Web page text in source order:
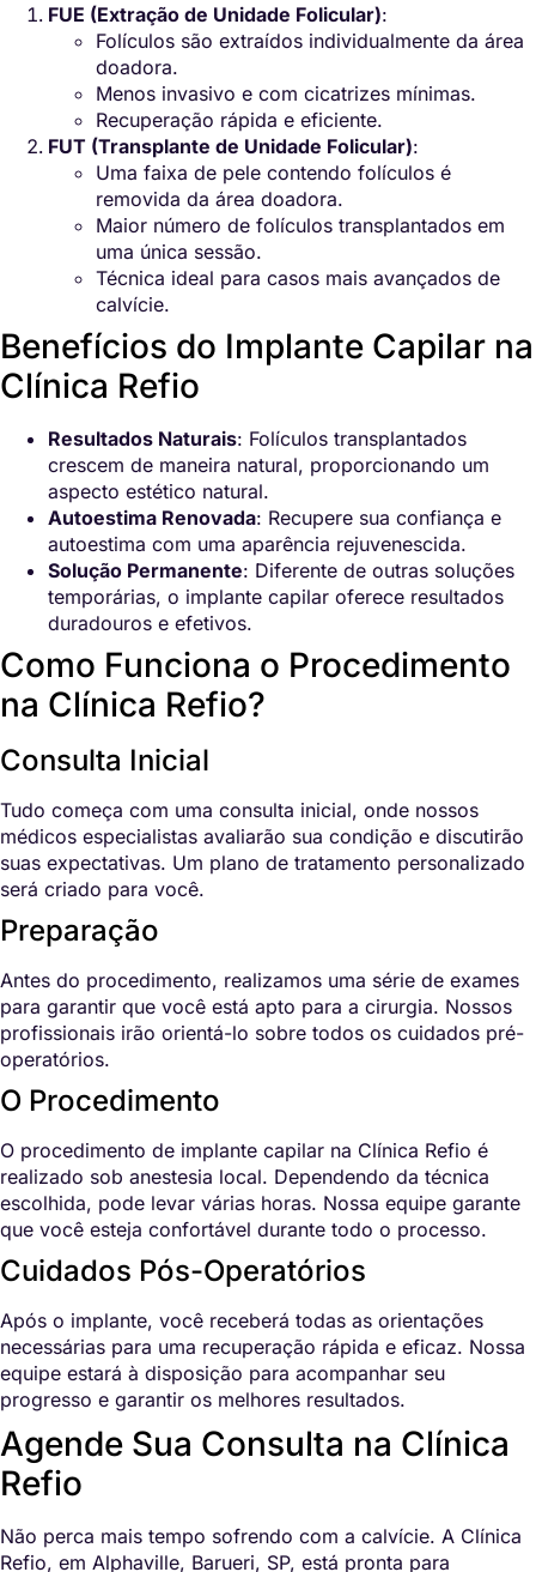
FUE (Extração de Unidade Folicular):
Folículos são extraídos individualmente da área
doadora.
Menos invasivo e com cicatrizes mínimas.
Recuperação rápida e eficiente.
FUT (Transplante de Unidade Folicular):
Uma faixa de pele contendo folículos é
removida da área doadora.
Maior número de folículos transplantados em
uma única sessão.
Técnica ideal para casos mais avançados de
calvície.
Benefícios do Implante Capilar na
Clínica Refio
Resultados Naturais: Folículos transplantados
crescem de maneira natural, proporcionando um
aspecto estético natural.
Autoestima Renovada: Recupere sua confiança e
autoestima com uma aparência rejuvenescida.
Solução Permanente: Diferente de outras soluções
temporárias, o implante capilar oferece resultados
duradouros e efetivos.
Como Funciona o Procedimento
na Clínica Refio?
Consulta Inicial
Tudo começa com uma consulta inicial, onde nossos
médicos especialistas avaliarão sua condição e discutirão
suas expectativas. Um plano de tratamento personalizado
será criado para você.
Preparação
Antes do procedimento, realizamos uma série de exames
para garantir que você está apto para a cirurgia. Nossos
profissionais irão orientá-lo sobre todos os cuidados pré-
operatórios.
O Procedimento
O procedimento de implante capilar na Clínica Refio é
realizado sob anestesia local. Dependendo da técnica
escolhida, pode levar várias horas. Nossa equipe garante
que você esteja confortável durante todo o processo.
Cuidados Pós-Operatórios
Após o implante, você receberá todas as orientações
necessárias para uma recuperação rápida e eficaz. Nossa
equipe estará à disposição para acompanhar seu
progresso e garantir os melhores resultados.
Agende Sua Consulta na Clínica
Refio
Não perca mais tempo sofrendo com a calvície. A Clínica
Refio, em Alphaville, Barueri, SP, está pronta para